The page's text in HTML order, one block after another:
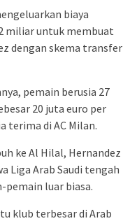
biaya
miliar untuk membuat
dengan skema transfer
pemain berusia 27
20 juta euro per
terima di AC Milan.
ke Al Hilal, Hernandez
Liga Arab Saudi tengah
pemain luar biasa.
klub terbesar di Arab